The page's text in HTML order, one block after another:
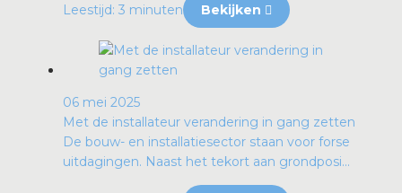
Leestijd: 3 minuten Bekijken
06 mei 2025
Met de installateur verandering in gang zetten
De bouw- en installatiesector staan voor forse
uitdagingen. Naast het tekort aan grondposi...